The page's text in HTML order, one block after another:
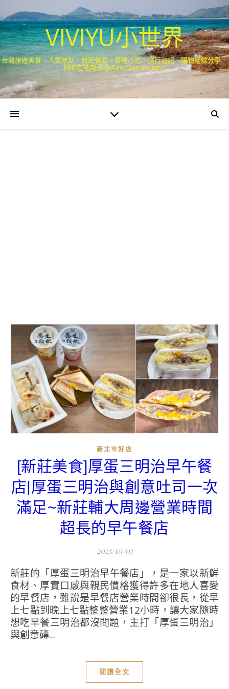
VIVIYU小世界
台灣旅遊美食、人氣景點、最新餐廳、各地小吃、旅行遊記、購物經驗分享．
桃園在地部落客(Taoyuan Blogger)
新北市好店
[新莊美食]厚蛋三明治早午餐
店|厚蛋三明治與創意吐司一次
滿足~新莊輔大周邊營業時間
超長的早午餐店
2025/10/07
新莊的「厚蛋三明治早午餐店」，是一家以新鮮
食材、厚實口感與親民價格獲得許多在地人喜愛
的早餐店，雖說是早餐店營業時間卻很長，從早
上七點到晚上七點整整營業12小時，讓大家隨時
想吃早餐三明治都沒問題，主打「厚蛋三明治」
與創意磚...
閱讀全文